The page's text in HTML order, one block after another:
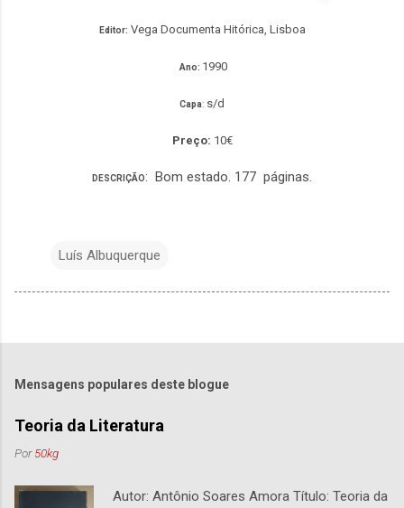
Editor: Vega Documenta Hitórica, Lisboa
Ano: 1990
Capa: s/d
Preço: 10€
DESCRIÇÃO: Bom estado. 177 páginas.
Luís Albuquerque
Mensagens populares deste blogue
Teoria da Literatura
Por50kg
Autor: Antônio Soares Amora Título: Teoria da